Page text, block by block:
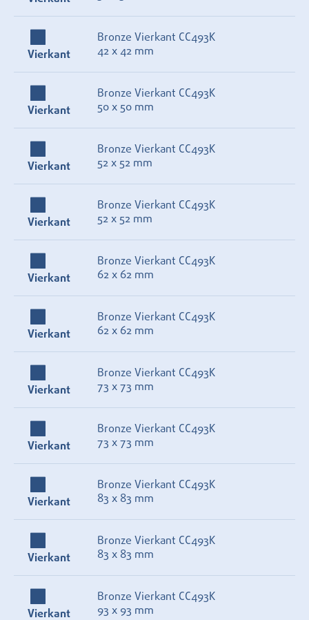
Vierkant
Bronze Vierkant CC493K
42 x 42 mm
Vierkant
Bronze Vierkant CC493K
50 x 50 mm
Vierkant
Bronze Vierkant CC493K
52 x 52 mm
Vierkant
Bronze Vierkant CC493K
52 x 52 mm
Vierkant
Bronze Vierkant CC493K
62 x 62 mm
Vierkant
Bronze Vierkant CC493K
62 x 62 mm
Vierkant
Bronze Vierkant CC493K
73 x 73 mm
Vierkant
Bronze Vierkant CC493K
73 x 73 mm
Vierkant
Bronze Vierkant CC493K
83 x 83 mm
Vierkant
Bronze Vierkant CC493K
83 x 83 mm
Vierkant
Bronze Vierkant CC493K
93 x 93 mm